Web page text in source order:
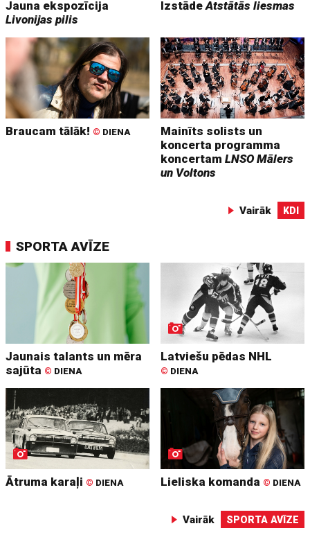
Jauna ekspozīcija
Livonijas pilis
IzstādeAtstātās liesmas
Braucam tālāk! © DIENA
Mainīts solists un
koncerta programma
koncertamLNSO Mālers
un Voltons
Vairāk KDI
SPORTA AVĪZE
Jaunais talants un mēra
sajūta © DIENA
Latviešu pēdas NHL
© DIENA
Ātruma karaļi © DIENA Lieliska komanda © DIENA
Vairāk SPORTA AVĪZE